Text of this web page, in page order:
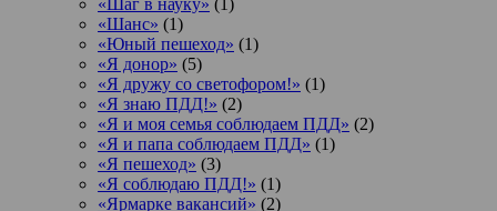
«Шанс» (1)
«Юный пешеход» (1)
«Я донор» (5)
«Я дружу со светофором!» (1)
«Я знаю ПДД!» (2)
«Я и моя семья соблюдаем ПДД» (2)
«Я и папа соблюдаем ПДД» (1)
«Я пешеход» (3)
«Я соблюдаю ПДД!» (1)
«Ярмарке вакансий» (2)